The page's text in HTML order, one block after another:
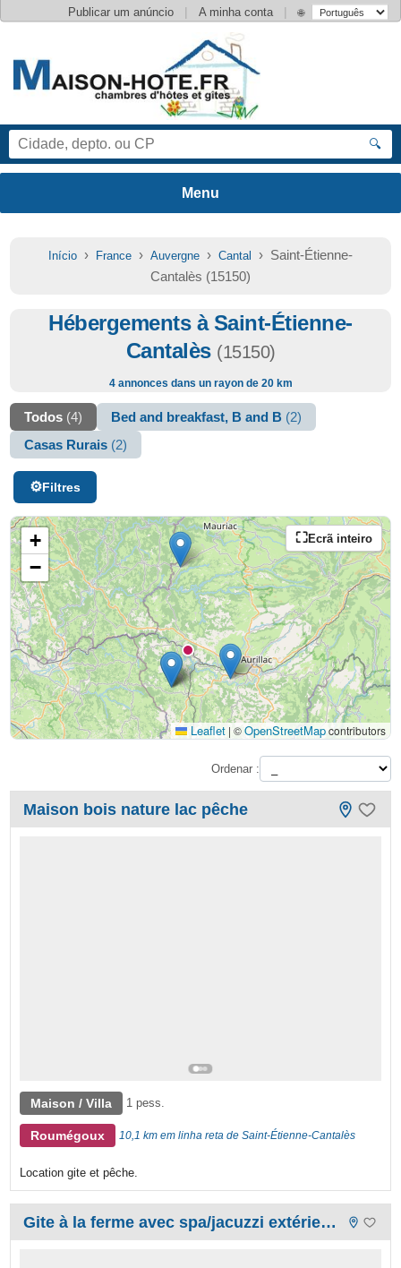
Publicar um anúncio | A minha conta | 🌐
🔍
Início › France › Auvergne › Cantal
› Saint-Étienne-
Cantalès (15150)
Hébergements à Saint-Étienne-
Cantalès (15150)
4 annonces dans un rayon de 20 km
Todos (4) Bed and breakfast, B and B (2)
Casas Rurais (2)
Filtres
Ecrã inteiro
+
−
Leaflet | ©OpenStreetMapcontributors
Ordenar :
Maison bois nature lac pêche
Maison / Villa 1 pess.
Roumégoux 10,1 km em linha reta de Saint-Étienne-Cantalès
Location gite et pêche.
Gite à la ferme avec spa/jacuzzi extérieur et pêche privé